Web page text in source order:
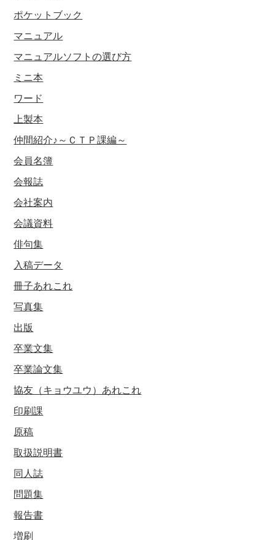
ポケットブック
マニュアル
マニュアルソフトの選び方
ミニ本
ワード
上製本
仲間紹介♪～ＣＴＰ課編～
会員名簿
会報誌
会社案内
会議資料
俳句集
入稿データ
冊子あれこれ
写真集
出版
卒業文集
卒業論文集
協友（キョウユウ）あれこれ
印刷課
原稿
取扱説明書
同人誌
問題集
報告書
増刷